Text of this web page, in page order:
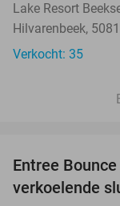
Lake Resort
Hilvarenbeek,
Verkocht: 35
Entree
verkoelende